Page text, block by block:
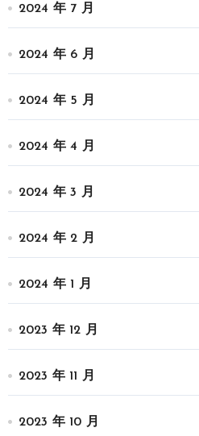
2024 年 7 月
2024 年 6 月
2024 年 5 月
2024 年 4 月
2024 年 3 月
2024 年 2 月
2024 年 1 月
2023 年 12 月
2023 年 11 月
2023 年 10 月